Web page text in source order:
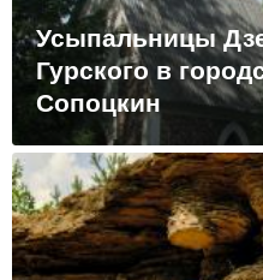
Усыпальницы
Гурского в
Сопоцкин